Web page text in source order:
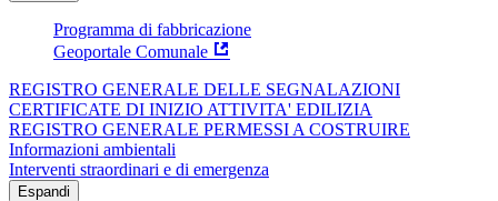
Programma di fabbricazione
Geoportale Comunale
REGISTRO GENERALE DELLE SEGNALAZIONI
CERTIFICATE DI INIZIO ATTIVITA' EDILIZIA
REGISTRO GENERALE PERMESSI A COSTRUIRE
Informazioni ambientali
Interventi straordinari e di emergenza
Espandi